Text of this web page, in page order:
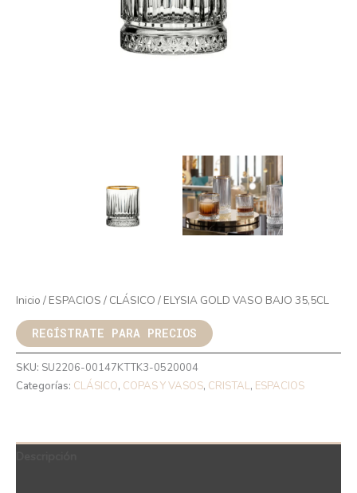
Inicio / ESPACIOS / CLÁSICO / ELYSIA GOLD VASO BAJO 35,5CL
REGÍSTRATE PARA PRECIOS
SKU: SU2206-00147KTTK3-0520004
Categorías: CLÁSICO, COPAS Y VASOS, CRISTAL, ESPACIOS